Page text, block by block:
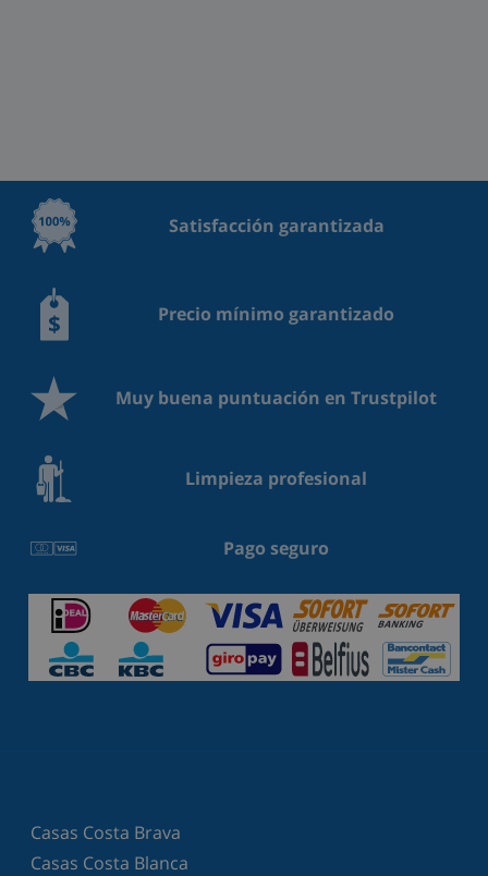
Satisfacción garantizada
Precio mínimo garantizado
Muy buena puntuación en Trustpilot
Limpieza profesional
Pago seguro
Casas Costa Brava
Casas Costa Blanca